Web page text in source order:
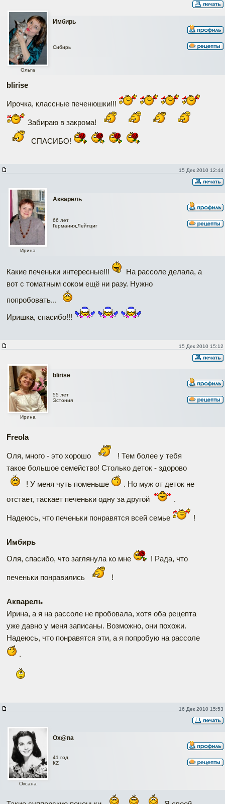
Имбирь
Ольга
Сибирь
blirise
Ирочка, классные печенюшки!!!
Забираю в закрома!
СПАСИБО!
15 Дек 2010 12:44
Акварель
Ирина
66 лет
Германия,Лейпциг
Какие печеньки интересные!!!
На рассоле делала, а
вот с томатным соком ещё ни разу. Нужно
попробовать...
Иришка, спасибо!!!
15 Дек 2010 15:12
blirise
Ирина
55 лет
Эстония
Freola
Оля, много - это хорошо
! Тем более у тебя
такое большое семейство! Столько деток - здорово
! У меня чуть поменьше
. Но муж от деток не
отстает, таскает печеньки одну за другой
.
Надеюсь, что печеньки понравятся всей семье !
Имбирь
Оля, спасибо, что заглянула ко мне
! Рада, что
печеньки понравились !
Акварель
Ирина, а я на рассоле не пробовала, хотя оба рецепта
уже давно у меня записаны. Возможно, они похожи.
Надеюсь, что понравятся эти, а я попробую на рассоле
.
16 Дек 2010 15:53
Ox@na
Оксана
41 год
КZ